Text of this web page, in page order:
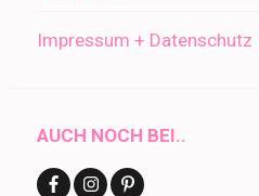
Impressum + Datenschutz
AUCH NOCH BEI..